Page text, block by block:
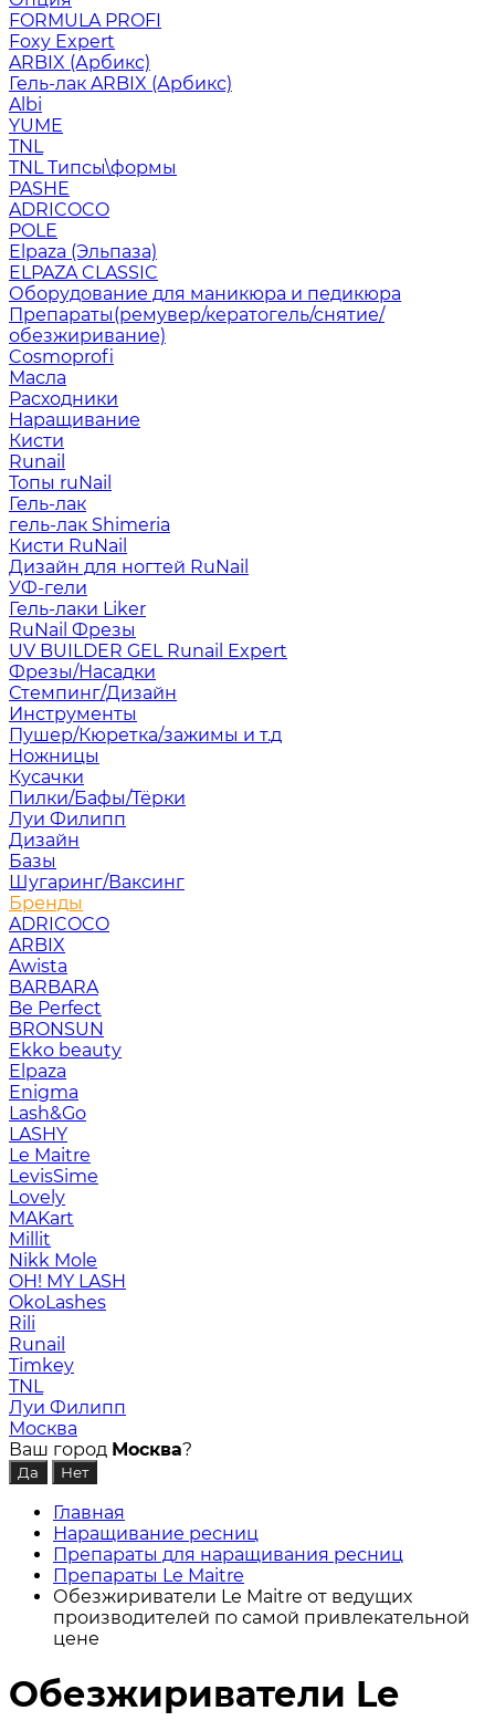
FORMULA PROFI
Foxy Expert
ARBIX (Арбикс)
Гель-лак ARBIX (Арбикс)
Albi
YUME
TNL
TNL Типсы\формы
PASHE
ADRICOCO
POLE
Elpaza (Эльпаза)
ELPAZA CLASSIC
Оборудование для маникюра и педикюра
Препараты(ремувер/кератогель/снятие/
обезжиривание)
Cosmoprofi
Масла
Расходники
Наращивание
Кисти
Runail
Топы ruNail
Гель-лак
гель-лак Shimeria
Кисти RuNail
Дизайн для ногтей RuNail
УФ-гели
Гель-лаки Liker
RuNail Фрезы
UV BUILDER GEL Runail Expert
Фрезы/Насадки
Стемпинг/Дизайн
Инструменты
Пушер/Кюретка/зажимы и т.д
Ножницы
Кусачки
Пилки/Бафы/Тёрки
Луи Филипп
Дизайн
Базы
Шугаринг/Ваксинг
Бренды
ADRICOCO
ARBIX
Awista
BARBARA
Be Perfect
BRONSUN
Ekko beauty
Elpaza
Enigma
Lash&Go
LASHY
Le Maitre
LevisSime
Lovely
MAKart
Millit
Nikk Mole
OH! MY LASH
OkoLashes
Rili
Runail
Timkey
TNL
Луи Филипп
Москва
Ваш город Москва?
Главная
Наращивание ресниц
Препараты для наращивания ресниц
Препараты Le Maitre
Обезжириватели Le Maitre от ведущих
производителей по самой привлекательной
цене
Обезжириватели Le